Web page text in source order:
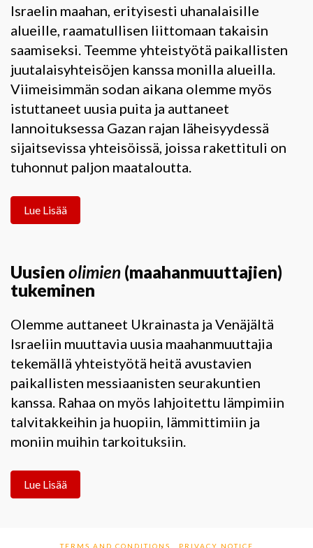
Israelin maahan, erityisesti uhanalaisille
alueille, raamatullisen liittomaan takaisin
saamiseksi. Teemme yhteistyötä paikallisten
juutalaisyhteisöjen kanssa monilla alueilla.
Viimeisimmän sodan aikana olemme myös
istuttaneet uusia puita ja auttaneet
lannoituksessa Gazan rajan läheisyydessä
sijaitsevissa yhteisöissä, joissa rakettituli on
tuhonnut paljon maataloutta.
Lue Lisää
Uusien olimien (maahanmuuttajien)
tukeminen
Olemme auttaneet Ukrainasta ja Venäjältä
Israeliin muuttavia uusia maahanmuuttajia
tekemällä yhteistyötä heitä avustavien
paikallisten messiaanisten seurakuntien
kanssa. Rahaa on myös lahjoitettu lämpimiin
talvitakkeihin ja huopiin, lämmittimiin ja
moniin muihin tarkoituksiin.
Lue Lisää
TERMS AND CONDITIONS PRIVACY NOTICE